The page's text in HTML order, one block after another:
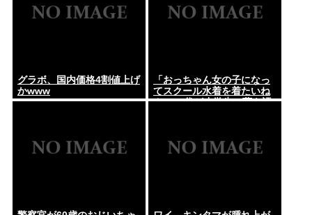
グラボ、国内価格4割値上げ
かwww
「おっちゃん女の子になっ
てスクール水着を着たいね
ん」60代が小学生に夢を語